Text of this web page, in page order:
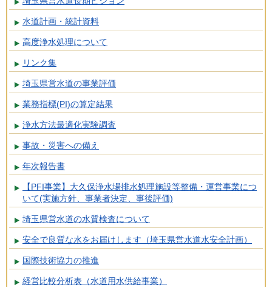
水道計画・統計資料
高度浄水処理について
リンク集
埼玉県営水道の事業評価
業務指標(PI)の算定結果
浄水方法最適化実験調査
事故・災害への備え
年次報告書
【PFI事業】大久保浄水場排水処理施設等整備・運営事業につ
いて(実施方針、事業者決定、事後評価)
埼玉県営水道の水質検査について
安全で良質な水をお届けします（埼玉県営水道水安全計画）
国際技術協力の推進
経営比較分析表（水道用水供給事業）